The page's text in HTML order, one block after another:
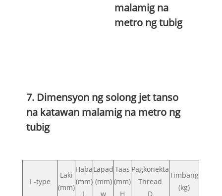
malamig na
metro ng tubig
7. Dimensyon ng solong jet tanso
na katawan malamig na metro ng
tubig
I -type
Laki
(mm)
Haba
(mm)
L
Lapad
(mm)
w
Taas
(mm)
H
Pagkonekta
Thread
D
Timbang
(kg)